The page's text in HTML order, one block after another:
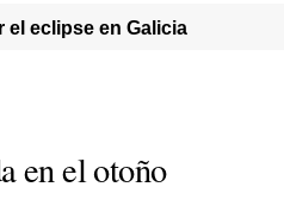
el eclipse en Galicia
en el otoño